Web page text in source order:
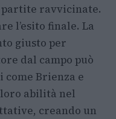
partite ravvicinate.
l’esito finale. La
giusto per
dal campo può
Brienza e
loro abilità nel
creando un